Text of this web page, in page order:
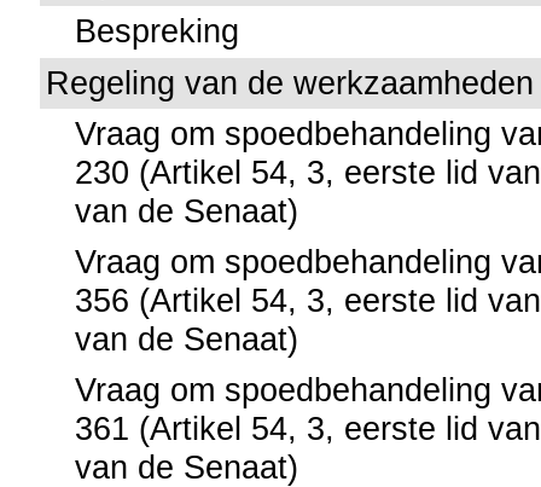
Bespreking
Regeling van de werkzaamheden
Vraag om spoedbehandeling
230 (Artikel 54, 3, eerste lid
van de Senaat)
Vraag om spoedbehandeling
356 (Artikel 54, 3, eerste lid
van de Senaat)
Vraag om spoedbehandeling
361 (Artikel 54, 3, eerste lid
van de Senaat)